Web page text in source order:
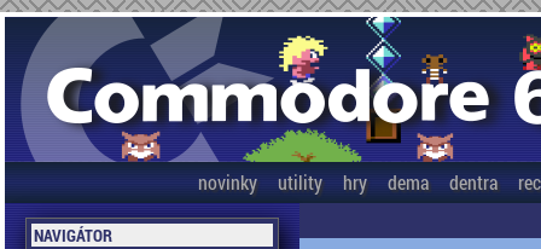
novinky utility hry dema dentra
NAVIGÁTOR